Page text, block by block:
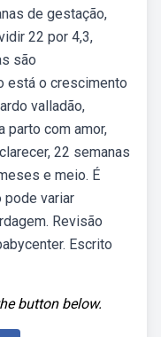
de gestação,
22 por 4,3,
são
está o crescimento
valladão,
parto com amor,
22 semanas
e meio. É
pode variar
Revisão
Escrito
button below.